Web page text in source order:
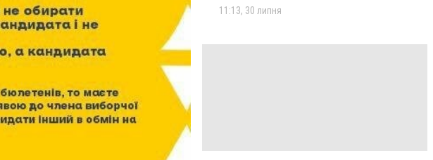
11:13, 30 липня